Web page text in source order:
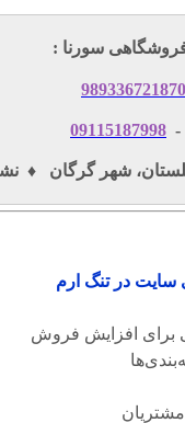
سورنا :
989336721870
-
09115187998
شهر گرگان ♦️
سایت در تنگ ارم
برای افزایش فروش